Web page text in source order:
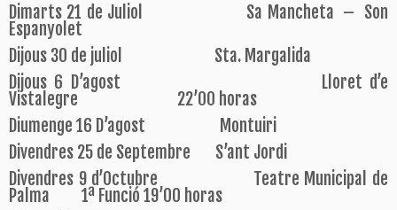
Dimarts 21 de Juliol Sa Mancheta – Son
Espanyolet
Dijous 30 de juliol Sta. Margalida
Dijous 6 D’agost Lloret d’e
Vistalegre 22’00 horas
Diumenge 16 D’agost Montuiri
Divendres 25 de Septembre S’ant Jordi
Divendres 9 d’Octubre Teatre Municipal de
Palma 1ª Funció 19’00 horas